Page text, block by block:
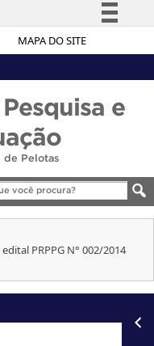
MAPA DO SITE
Simplifique!
Acesso à informação
Legislação
Canais
e
de Pelotas
PRPPG N° 002/2014